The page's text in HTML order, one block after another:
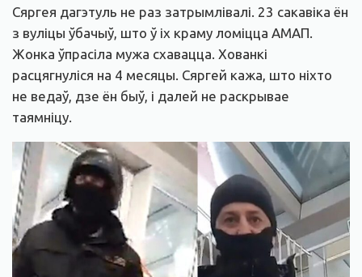
Сяргея дагэтуль не раз затрымлівалі. 23 сакавіка ён
з вуліцы ўбачыў, што ў іх краму ломіцца АМАП.
Жонка ўпрасіла мужа схавацца. Хованкі
расцягнуліся на 4 месяцы. Сяргей кажа, што ніхто
не ведаў, дзе ён быў, і далей не раскрывае
таямніцу.